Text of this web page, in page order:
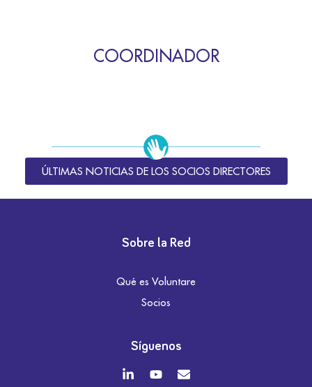
COORDINADOR
ÚLTIMAS NOTICIAS DE LOS SOCIOS DIRECTORES
Sobre la Red
Qué es Voluntare
Socios
Síguenos